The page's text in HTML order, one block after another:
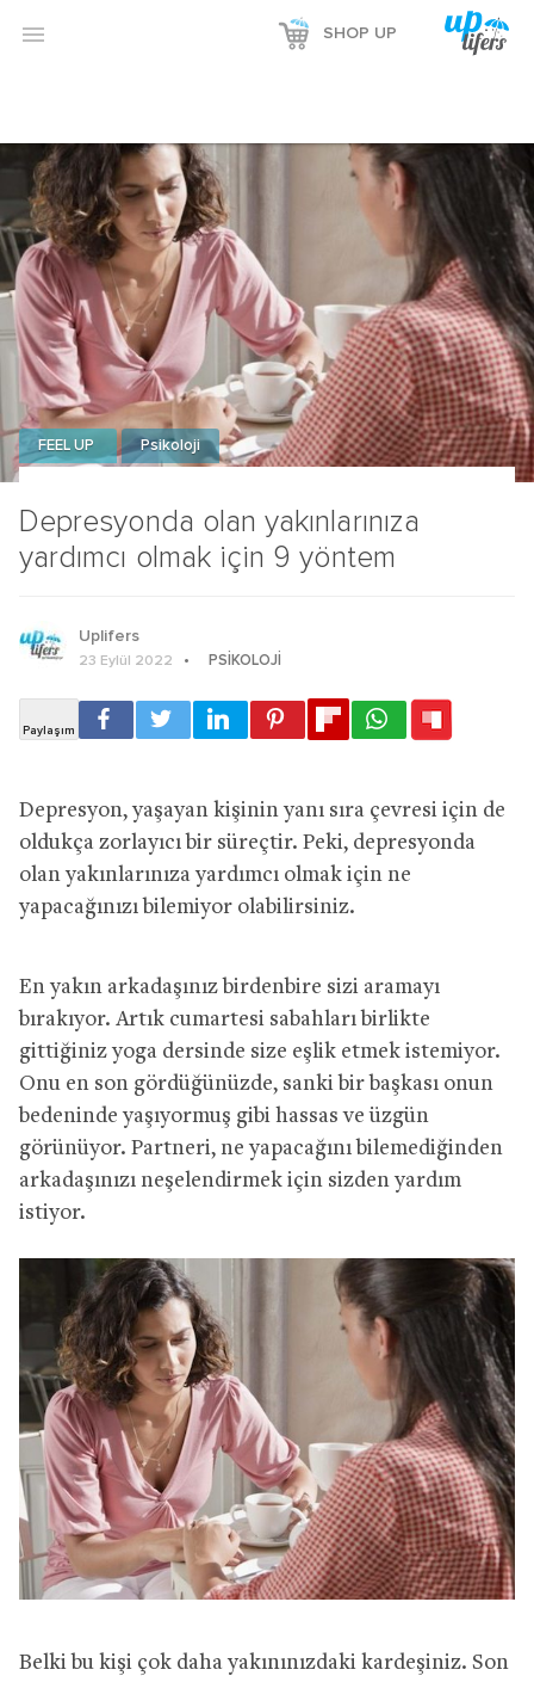
 SHOP UP
Depresyonda olan yakınlarınıza
yardımcı olmak için 9 yöntem
FEEL UP Psikoloji
Uplifers
23 Eylül 2022 PSIKOLOJI
Depresyon, yaşayan kişinin yanı sıra çevresi için de
oldukça zorlayıcı bir süreçtir. Peki, depresyonda
olan yakınlarınıza yardımcı olmak için ne
yapacağınızı bilemiyor olabilirsiniz.
En yakın arkadaşınız birdenbire sizi aramayı
bırakıyor. Artık cumartesi sabahları birlikte
gittiğiniz yoga dersinde size eşlik etmek istemiyor.
Onu en son gördüğünüzde, sanki bir başkası onun
bedeninde yaşıyormuş gibi hassas ve üzgün
görünüyor. Partneri, ne yapacağını bilemediğinden
arkadaşınızı neşelendirmek için sizden yardım
istiyor.
Belki bu kişi çok daha yakınınızdaki kardeşiniz. Son